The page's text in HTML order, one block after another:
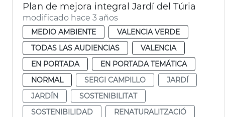
Plan de mejora integral Jardí del Túria
modificado hace 3 años
MEDIO AMBIENTE
VALENCIA VERDE
TODAS LAS AUDIENCIAS
VALENCIA
EN PORTADA
EN PORTADA TEMÁTICA
NORMAL
SERGI CAMPILLO
JARDÍ
JARDÍN
SOSTENIBILITAT
SOSTENIBILIDAD
RENATURALITZACIÓ